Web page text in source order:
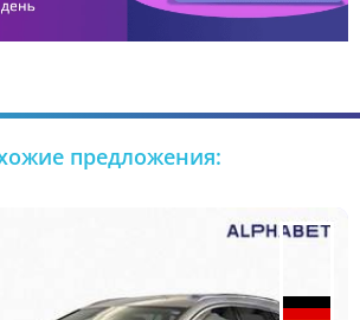
предложения: